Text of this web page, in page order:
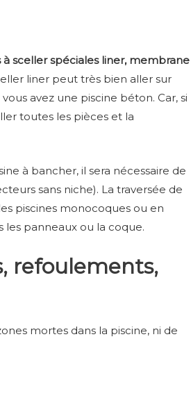
à sceller spéciales liner, membrane
liner peut très bien aller sur
avez une piscine béton. Car, si
toutes les pièces et la
à bancher, il sera nécessaire de
sans niche). La traversée de
piscines monocoques ou en
les panneaux ou la coque.
refoulements,
mortes dans la piscine, ni de